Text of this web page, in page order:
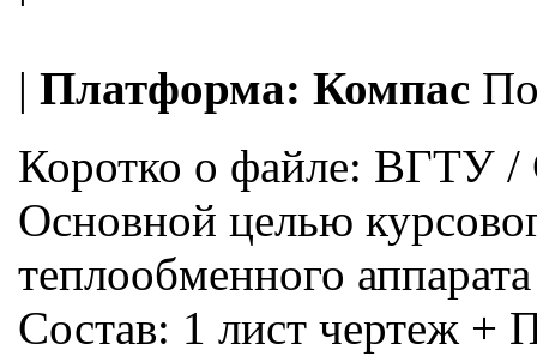
| Платформа: Компас
Коротко о файле: ВГТУ /
Основной целью
теплообменного
Состав: 1 лист чертеж +